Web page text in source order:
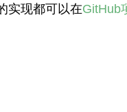
实现都可以在GitHub